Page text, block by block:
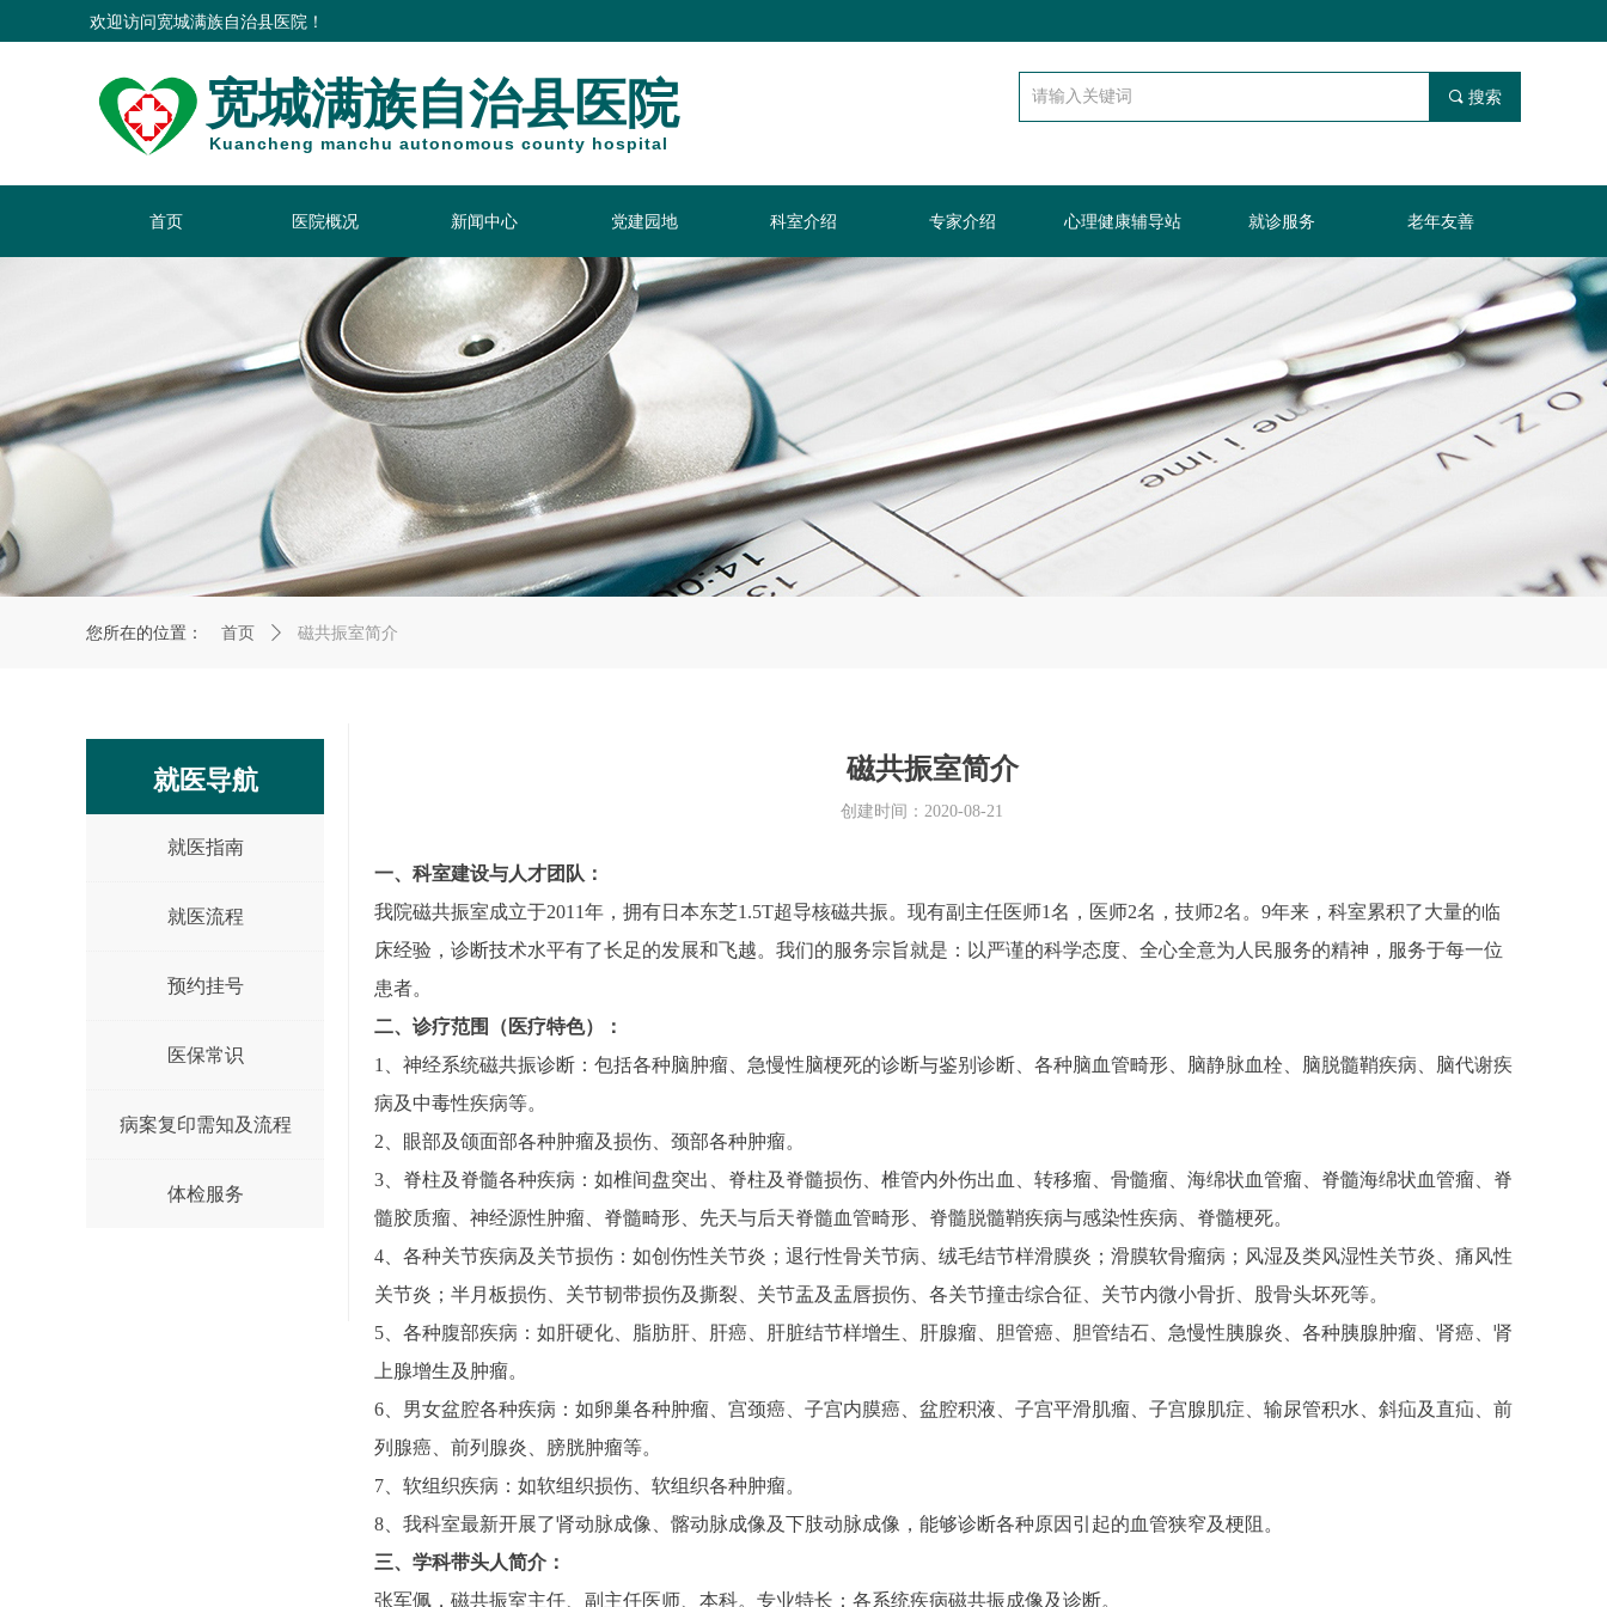
Kuancheng manchu autonomous county hospital
宽城满族自治县医院
欢迎访问宽城满族自治县医院！
끠 搜索
首页 医院概况 新闻中心 党建园地 科室介绍 专家介绍 心理健康辅导站 就诊服务 老年友善
就医指南
就医流程
预约挂号
医保常识
病案复印需知及流程
体检服务
磁共振室简介
创建时间： 2020-08-21
您所在的位置： 首页 ꄲ 磁共振室简介
一、科室建设与人才团队：
我院磁共振室成立于2011年，拥有日本东芝1.5T超导核磁共振。现有副主任医师1名，医师2名，技师2名。9年来，科室累积了大量的临
床经验，诊断技术水平有了长足的发展和飞越。我们的服务宗旨就是：以严谨的科学态度、全心全意为人民服务的精神，服务于每一位
患者。
二、诊疗范围（医疗特色）：
1、神经系统磁共振诊断：包括各种脑肿瘤、急慢性脑梗死的诊断与鉴别诊断、各种脑血管畸形、脑静脉血栓、脑脱髓鞘疾病、脑代谢疾
病及中毒性疾病等。
2、眼部及颌面部各种肿瘤及损伤、颈部各种肿瘤。
3、脊柱及脊髓各种疾病：如椎间盘突出、脊柱及脊髓损伤、椎管内外伤出血、转移瘤、骨髓瘤、海绵状血管瘤、脊髓海绵状血管瘤、脊
髓胶质瘤、神经源性肿瘤、脊髓畸形、先天与后天脊髓血管畸形、脊髓脱髓鞘疾病与感染性疾病、脊髓梗死。
4、各种关节疾病及关节损伤：如创伤性关节炎；退行性骨关节病、绒毛结节样滑膜炎；滑膜软骨瘤病；风湿及类风湿性关节炎、痛风性
关节炎；半月板损伤、关节韧带损伤及撕裂、关节盂及盂唇损伤、各关节撞击综合征、关节内微小骨折、股骨头坏死等。
5、各种腹部疾病：如肝硬化、脂肪肝、肝癌、肝脏结节样增生、肝腺瘤、胆管癌、胆管结石、急慢性胰腺炎、各种胰腺肿瘤、肾癌、肾
上腺增生及肿瘤。
6、男女盆腔各种疾病：如卵巢各种肿瘤、宫颈癌、子宫内膜癌、盆腔积液、子宫平滑肌瘤、子宫腺肌症、输尿管积水、斜疝及直疝、前
列腺癌、前列腺炎、膀胱肿瘤等。
7、软组织疾病：如软组织损伤、软组织各种肿瘤。
8、我科室最新开展了肾动脉成像、髂动脉成像及下肢动脉成像，能够诊断各种原因引起的血管狭窄及梗阻。
三、学科带头人简介：
张军佩，磁共振室主任、副主任医师、本科。专业特长：各系统疾病磁共振成像及诊断。
就医导航